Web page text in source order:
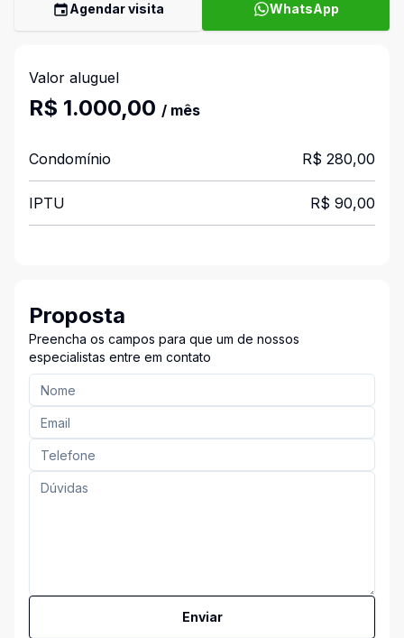
Agendar visita WhatsApp
Valor aluguel
R$ 1.000,00 / mês
Condomínio R$ 280,00
IPTU R$ 90,00
Proposta
Preencha os campos para que um de nossos
especialistas entre em contato
Enviar